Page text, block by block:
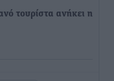
τουρίστα ανήκει η